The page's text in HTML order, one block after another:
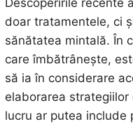
doar tratamentele, ci
sănătatea mintală. În
care îmbătrânește,
să ia în considerare
elaborarea
lucru ar putea include